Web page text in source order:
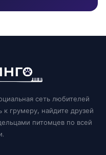
сеть любителей
грумеру, найдите друзей
питомцев по всей